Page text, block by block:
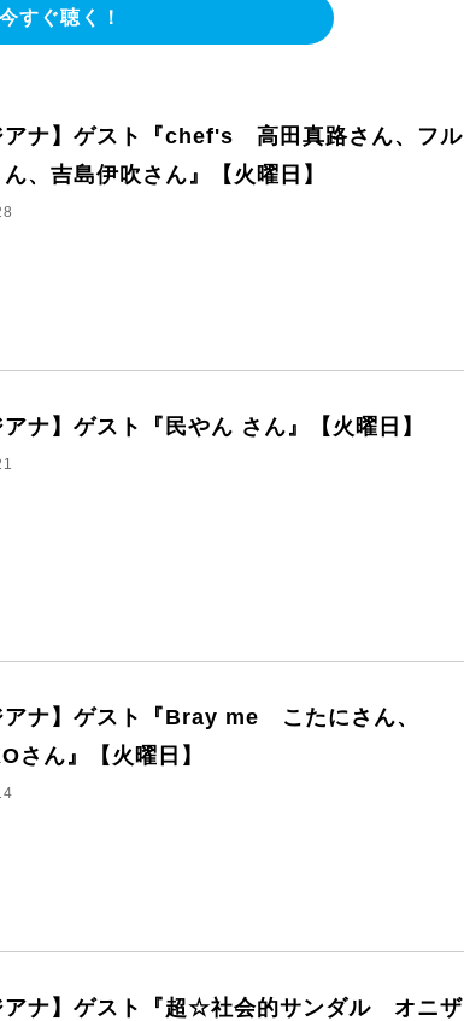
今すぐ聴く！
アナ】ゲスト『chef's 高田真路さん、フル
、吉島伊吹さん』【火曜日】
アナ】ゲスト『民やん さん』【火曜日】
アナ】ゲスト『Bray me こたにさん、
さん』【火曜日】
アナ】ゲスト『超☆社会的サンダル オニザ